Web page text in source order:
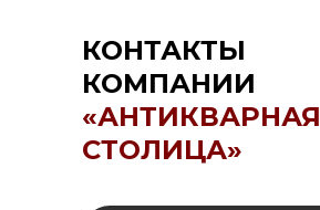
КОНТАКТЫ
КОМПАНИИ
«АНТИКВАРНАЯ
СТОЛИЦА»